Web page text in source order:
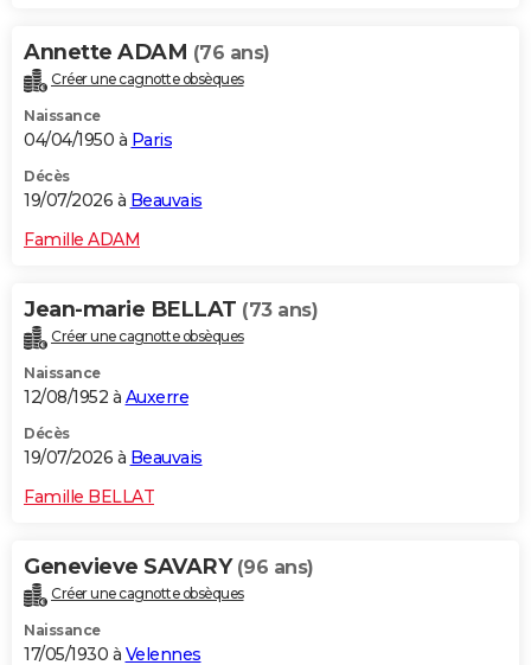
Annette ADAM (76 ans)
Créer une cagnotte obsèques
Naissance
04/04/1950 à Paris
Décès
19/07/2026 à Beauvais
Famille ADAM
Jean-marie BELLAT (73 ans)
Créer une cagnotte obsèques
Naissance
12/08/1952 à Auxerre
Décès
19/07/2026 à Beauvais
Famille BELLAT
Genevieve SAVARY (96 ans)
Créer une cagnotte obsèques
Naissance
17/05/1930 à Velennes